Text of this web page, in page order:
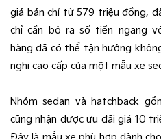
giá bán chỉ từ 579 triệu đồng,
chỉ cần bỏ ra số tiền ngang
hàng đã có thể tận hưởng
nghi cao cấp của một mẫu xe
Nhóm sedan và hatchback
cũng nhận được ưu đãi giá 10